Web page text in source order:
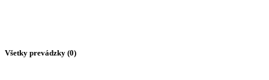
Všetky prevádzky (0)